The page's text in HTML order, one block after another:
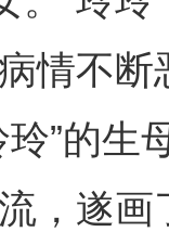
情不
”的生
，遂